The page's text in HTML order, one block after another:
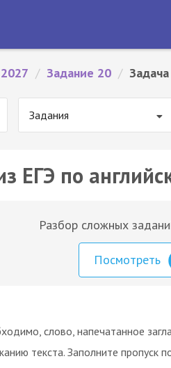
/ Задание 20 /
Задания
ЕГЭ по
Разбор сложных
Посмотреть
слово, напечатанное
текста. Заполните пропуск